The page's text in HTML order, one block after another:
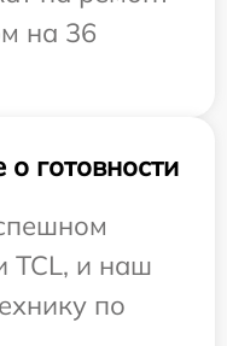
на 36
готовности
TCL, и наш
по